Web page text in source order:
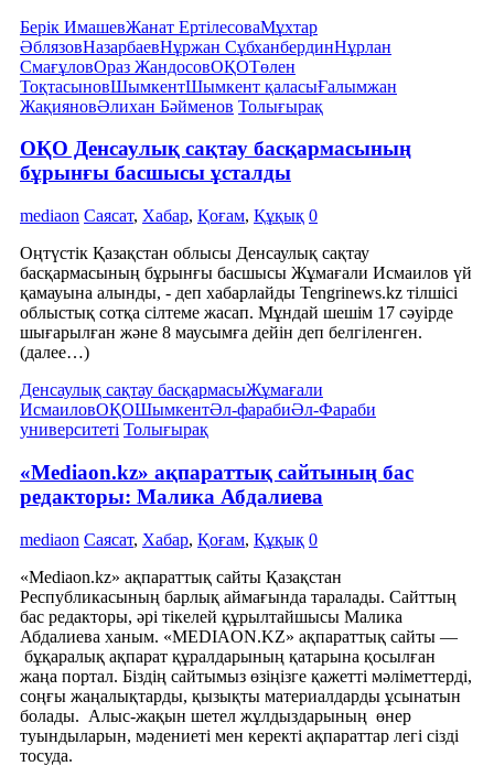
Берік ИмашевЖанат ЕртілесоваМұхтар
ӘблязовНазарбаевНұржан СұбханбердинНұрлан
СмағұловОраз ЖандосовОҚОТөлен
ТоқтасыновШымкентШымкент қаласыҒалымжан
ЖақияновӘлихан Бәйменов Толығырақ
ОҚО Денсаулық сақтау басқармасының
бұрынғы басшысы ұсталды
mediaon Саясат, Хабар, Қоғам, Құқық 0
Оңтүстік Қазақстан облысы Денсаулық сақтау
басқармасының бұрынғы басшысы Жұмағали Исмаилов үй
қамауына алынды, - деп хабарлайды Tengrinews.kz тілшісі
облыстық сотқа сілтеме жасап. Мұндай шешім 17 сәуірде
шығарылған және 8 маусымға дейін деп белгіленген.
(далее…)
Денсаулық сақтау басқармасыЖұмағали
ИсмаиловОҚОШымкентӘл-фарабиӘл-Фараби
университеті Толығырақ
«Mediaon.kz» ақпараттық сайтының бас
редакторы: Малика Абдалиева
mediaon Саясат, Хабар, Қоғам, Құқық 0
«Mediaon.kz» ақпараттық сайты Қазақстан
Республикасының барлық аймағында таралады. Сайттың
бас редакторы, әрі тікелей құрылтайшысы Малика
Абдалиева ханым. «MEDIAON.KZ» ақпараттық сайты —
бұқаралық ақпарат құралдарының қатарына қосылған
жаңа портал. Біздің сайтымыз өзіңізге қажетті мәліметтерді,
соңғы жаңалықтарды, қызықты материалдарды ұсынатын
болады. Алыс-жақын шетел жұлдыздарының өнер
туындыларын, мәдениеті мен керекті ақпараттар легі сізді
тосуда.